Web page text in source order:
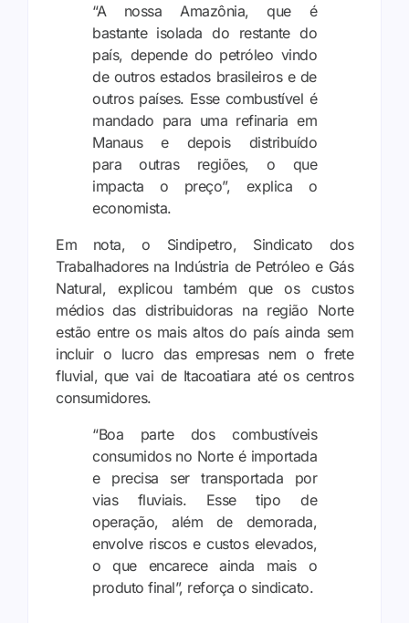
“A nossa Amazônia, que é
bastante isolada do restante do
país, depende do petróleo vindo
de outros estados brasileiros e de
outros países. Esse combustível é
mandado para uma refinaria em
Manaus e depois distribuído
para outras regiões, o que
impacta o preço”, explica o
economista.
Em nota, o Sindipetro, Sindicato dos
Trabalhadores na Indústria de Petróleo e Gás
Natural, explicou também que os custos
médios das distribuidoras na região Norte
estão entre os mais altos do país ainda sem
incluir o lucro das empresas nem o frete
fluvial, que vai de Itacoatiara até os centros
consumidores.
“Boa parte dos combustíveis
consumidos no Norte é importada
e precisa ser transportada por
vias fluviais. Esse tipo de
operação, além de demorada,
envolve riscos e custos elevados,
o que encarece ainda mais o
produto final”, reforça o sindicato.